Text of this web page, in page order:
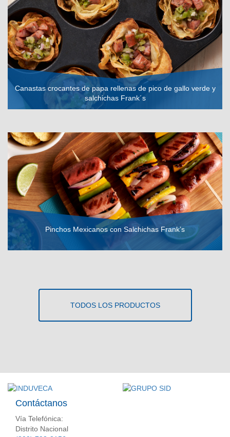
Canastas crocantes de papa rellenas de pico de gallo verde y
salchichas Frank´s
Pinchos Mexicanos con Salchichas Frank’s
TODOS LOS PRODUCTOS
Contáctanos
Vía Telefónica:
Distrito Nacional